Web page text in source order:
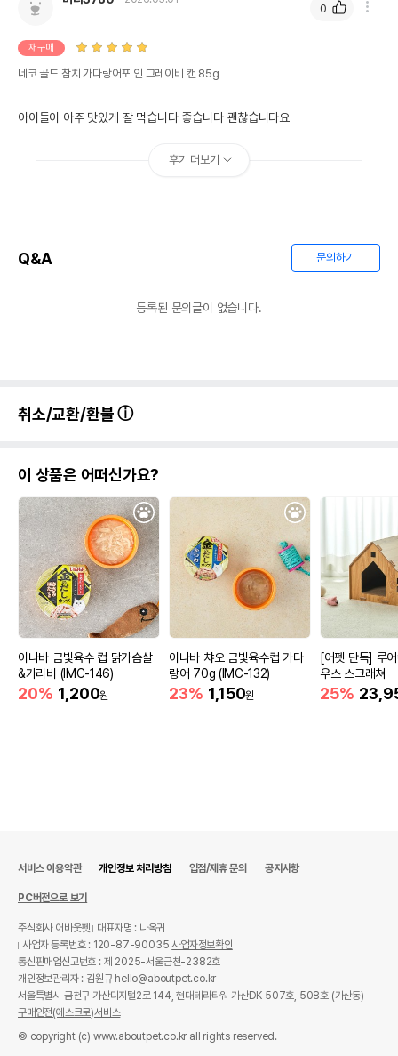
재구매
네코 골드 참치 가다랑어포 인 그레이비 캔 85g
아이들이 아주 맛있게 잘 먹습니다 좋습니다 괜찮습니다요
0
후기 더보기
Q&A 문의하기
등록된 문의글이 없습니다.
취소/교환/환불
이 상품은 어떠신가요?
이나바 금빛육수 컵 닭가슴살
&가리비 (IMC-146)
20% 1,200원
이나바 챠오 금빛육수컵 가다
랑어 70g (IMC-132)
23% 1,150원
[어펫 단독] 루
우스 스크래쳐
25%
서비스 이용약관 개인정보 처리방침 입점/제휴 문의 공지사항
PC버전으로 보기
주식회사 어바웃펫
대표자명 : 나옥귀
사업자 등록번호 : 120-87-90035사업자정보확인
통신판매업신고번호 : 제 2025-서울금천-2382호
개인정보관리자 : 김원규 hello@aboutpet.co.kr
서울특별시 금천구 가산디지털2로 144, 현대테라타워 가산DK 507호, 508호 (가산동)
구매안전(에스크로)서비스
© copyright (c) www.aboutpet.co.kr all rights reserved.